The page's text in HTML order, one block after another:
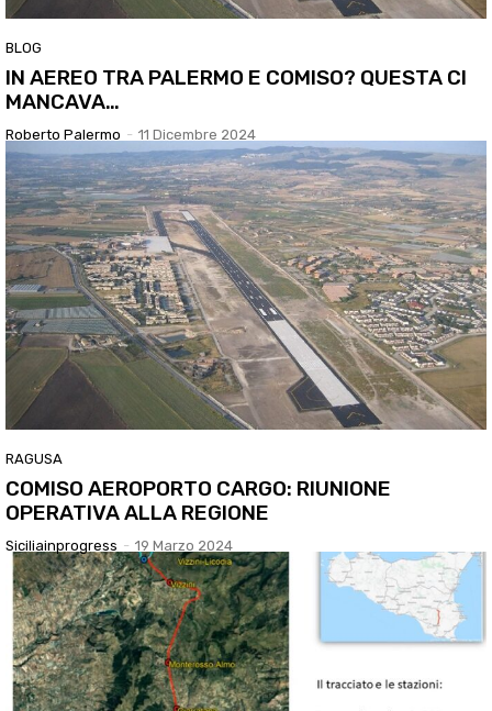
BLOG
IN AEREO TRA PALERMO E COMISO? QUESTA CI
MANCAVA…
Roberto Palermo - 11 Dicembre 2024
RAGUSA
COMISO AEROPORTO CARGO: RIUNIONE
OPERATIVA ALLA REGIONE
Siciliainprogress - 19 Marzo 2024